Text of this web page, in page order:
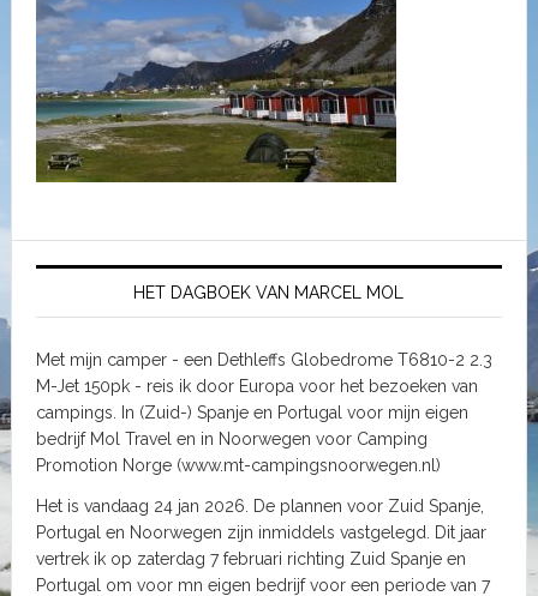
HET DAGBOEK VAN MARCEL MOL
Met mijn camper - een Dethleffs Globedrome T6810-2 2.3
M-Jet 150pk - reis ik door Europa voor het bezoeken van
campings. In (Zuid-) Spanje en Portugal voor mijn eigen
bedrijf Mol Travel en in Noorwegen voor Camping
Promotion Norge (www.mt-campingsnoorwegen.nl)
Het is vandaag 24 jan 2026. De plannen voor Zuid Spanje,
Portugal en Noorwegen zijn inmiddels vastgelegd. Dit jaar
vertrek ik op zaterdag 7 februari richting Zuid Spanje en
Portugal om voor mn eigen bedrijf voor een periode van 7